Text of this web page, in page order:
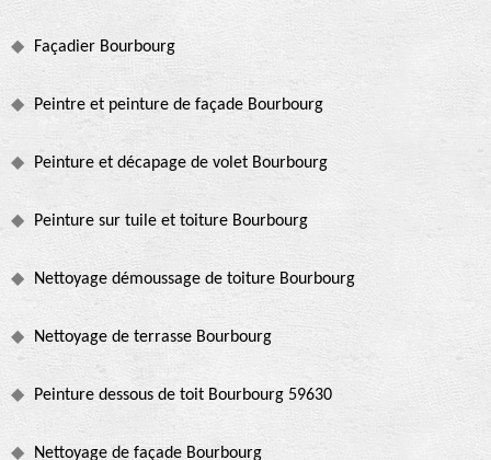
Façadier Bourbourg
Peintre et peinture de façade Bourbourg
Peinture et décapage de volet Bourbourg
Peinture sur tuile et toiture Bourbourg
Nettoyage démoussage de toiture Bourbourg
Nettoyage de terrasse Bourbourg
Peinture dessous de toit Bourbourg 59630
Nettoyage de façade Bourbourg